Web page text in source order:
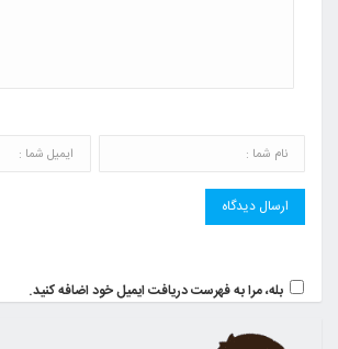
بله، مرا به فهرست دریافت ایمیل خود اضافه کنید.